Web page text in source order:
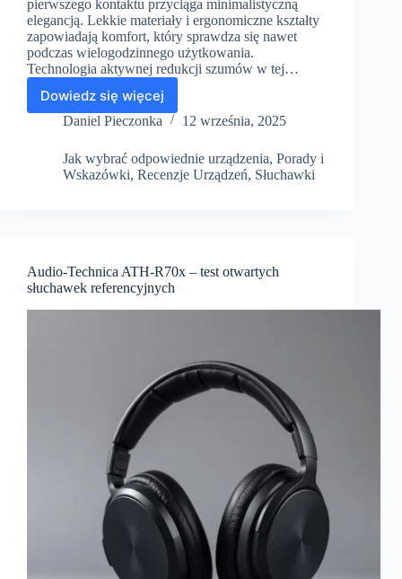
pierwszego kontaktu przyciąga minimalistyczną
elegancją. Lekkie materiały i ergonomiczne kształty
zapowiadają komfort, który sprawdza się nawet
podczas wielogodzinnego użytkowania.
Technologia aktywnej redukcji szumów w tej…
Dowiedz się więcej
Sony
WH-
–
Recenzja
bezprzewodowych
Daniel Pieczonka 12 września, 2025
Jak wybrać odpowiednie urządzenia, Porady i
Wskazówki, Recenzje Urządzeń, Słuchawki
Audio-Technica ATH-R70x – test otwartych
słuchawek referencyjnych